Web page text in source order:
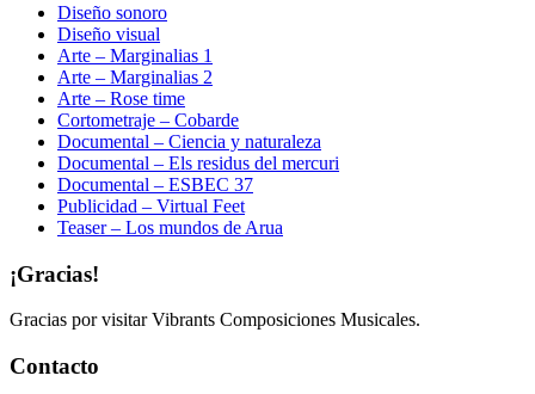
Diseño sonoro
Diseño visual
Arte – Marginalias 1
Arte – Marginalias 2
Arte – Rose time
Cortometraje – Cobarde
Documental – Ciencia y naturaleza
Documental – Els residus del mercuri
Documental – ESBEC 37
Publicidad – Virtual Feet
Teaser – Los mundos de Arua
¡Gracias!
Gracias por visitar Vibrants Composiciones Musicales.
Contacto